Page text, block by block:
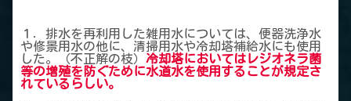
１．排水を再利用した雑用水については、便器洗浄水
や修景用水の他に、清掃用水や冷却塔補給水にも使用
した。（不正解の枝） 冷却塔においてはレジオネラ菌
等の増殖を防ぐために水道水を使用することが規定さ
れているらしい。